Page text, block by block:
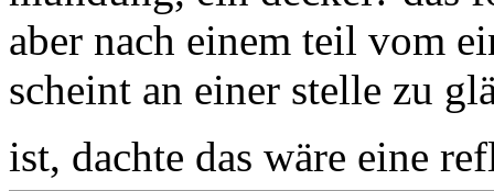
aber nach einem teil vom
scheint an einer stelle zu
ist, dachte das wäre eine